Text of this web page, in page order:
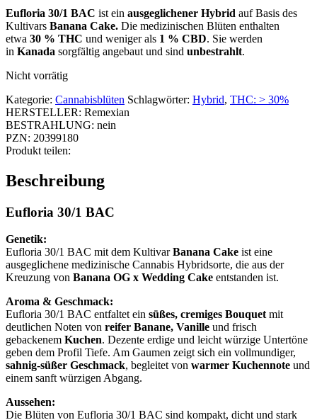
Eufloria 30/1 BAC ist ein ausgeglichener Hybrid auf Basis des
Kultivars Banana Cake. Die medizinischen Blüten enthalten
etwa 30 % THC und weniger als 1 % CBD. Sie werden
in Kanada sorgfältig angebaut und sind unbestrahlt.
Nicht vorrätig
Kategorie: Cannabisblüten Schlagwörter: Hybrid, THC: > 30%
HERSTELLER: Remexian
BESTRAHLUNG: nein
PZN: 20399180
Produkt teilen:
Beschreibung
Eufloria 30/1 BAC
Genetik:
Eufloria 30/1 BAC mit dem KultivarBanana Cake ist eine
ausgeglichene medizinische Cannabis Hybridsorte, die aus der
Kreuzung von Banana OG x Wedding Cake entstanden ist.
Aroma & Geschmack:
Eufloria 30/1 BAC entfaltet ein süßes, cremiges Bouquetmit
deutlichen Noten von reifer Banane, Vanille und frisch
gebackenem Kuchen. Dezente erdige und leicht würzige Untertöne
geben dem Profil Tiefe. Am Gaumen zeigt sich ein vollmundiger,
sahnig-süßer Geschmack, begleitet von warmer Kuchennote und
einem sanft würzigen Abgang.
Aussehen:
Die Blüten von Eufloria 30/1 BAC sind kompakt, dicht und stark